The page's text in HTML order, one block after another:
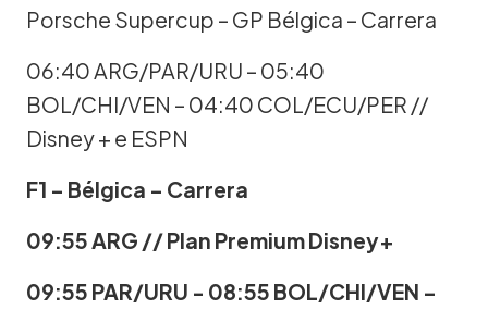
Porsche Supercup – GP Bélgica – Carrera
06:40 ARG/PAR/URU – 05:40
BOL/CHI/VEN – 04:40 COL/ECU/PER //
Disney + e ESPN
F1 – Bélgica – Carrera
09:55 ARG // Plan Premium Disney+
09:55 PAR/URU - 08:55 BOL/CHI/VEN –